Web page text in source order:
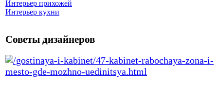
Интерьер прихожей
Интерьер кухни
Советы дизайнеров